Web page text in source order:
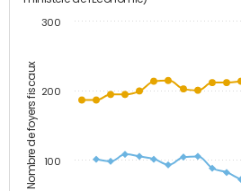
Nombre de foyers fiscaux 100
200
300